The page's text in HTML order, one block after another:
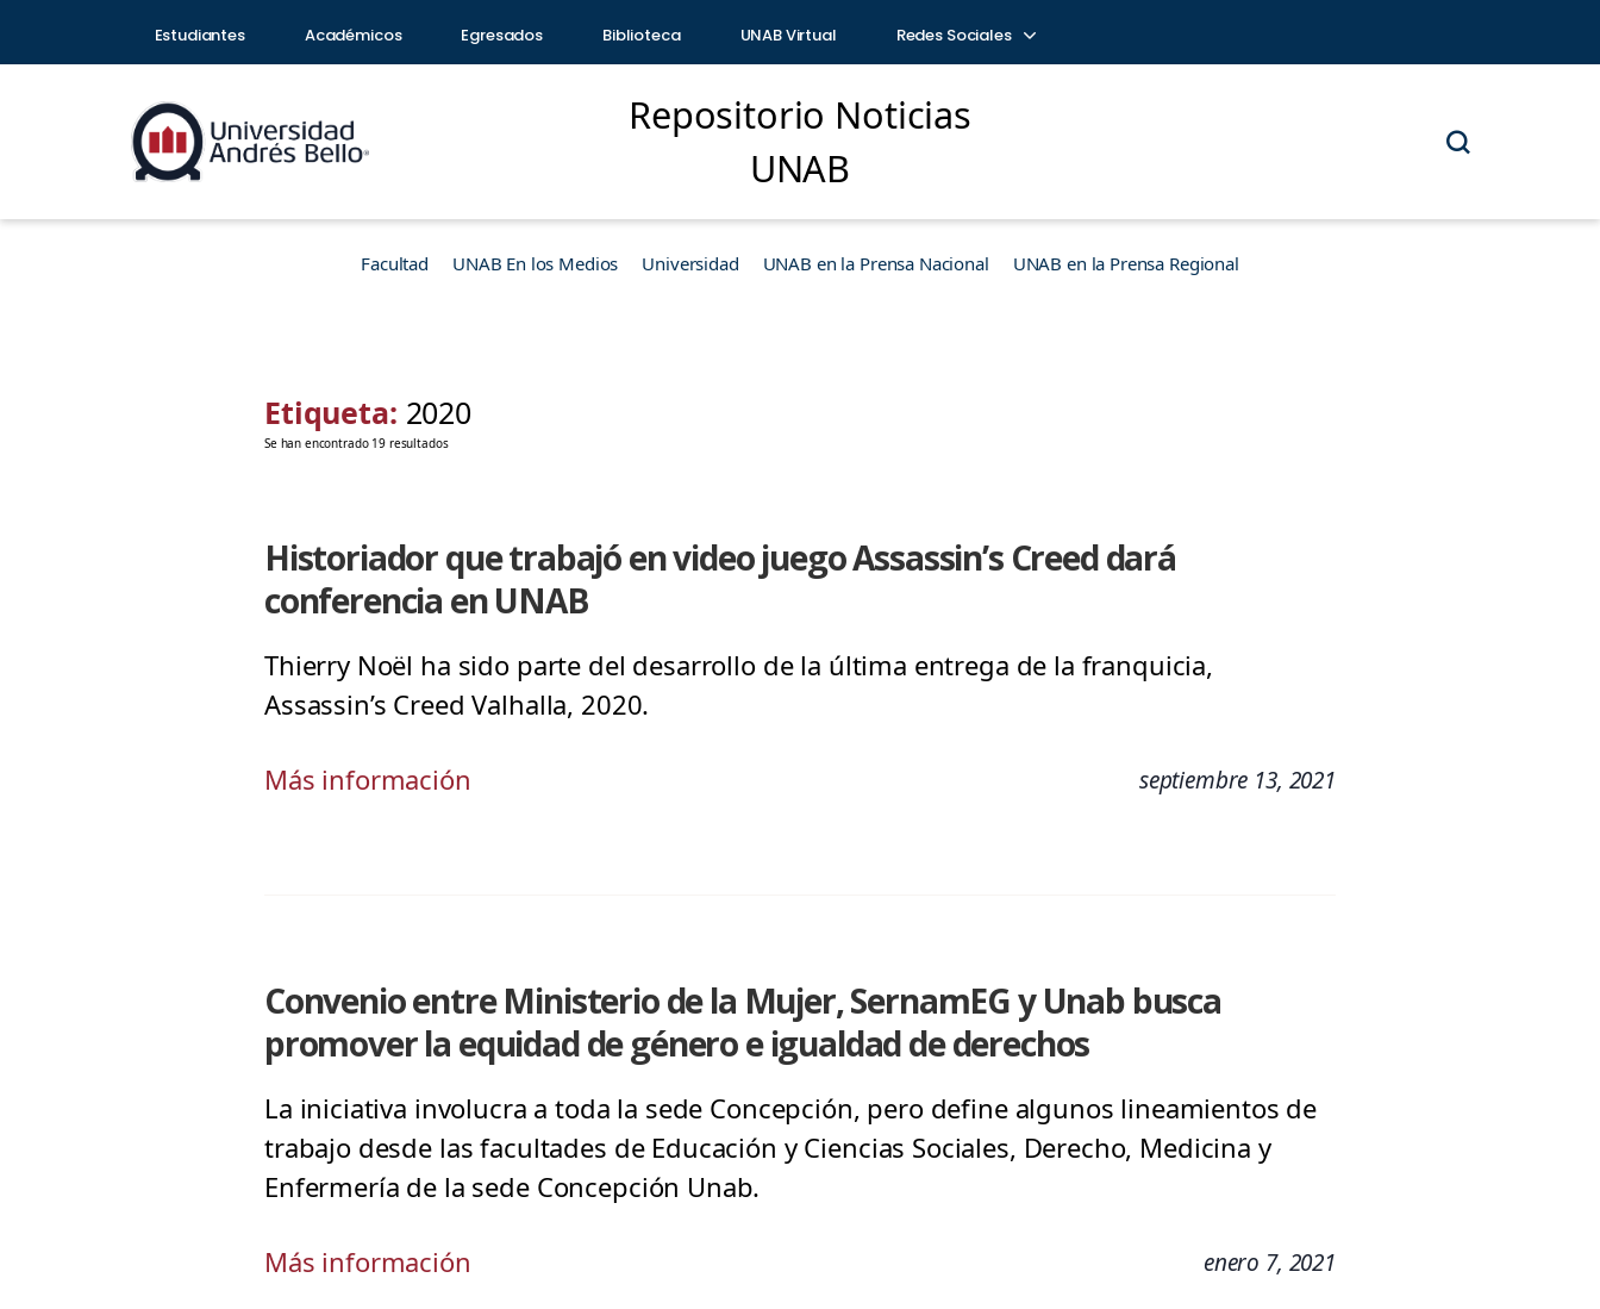
Estudiantes Académicos Egresados Biblioteca UNAB Virtual Redes Sociales
Repositorio Noticias
UNAB
Facultad UNAB En los Medios Universidad UNAB en la Prensa Nacional UNAB en la Prensa Regional
Etiqueta: 2020
Se han encontrado 19 resultados
Historiador que trabajó en video juego Assassin’s Creed dará
conferencia en UNAB
Thierry Noël ha sido parte del desarrollo de la última entrega de la franquicia,
Assassin’s Creed Valhalla, 2020.
Más información septiembre 13, 2021
Convenio entre Ministerio de la Mujer, SernamEG y Unab busca
promover la equidad de género e igualdad de derechos
La iniciativa involucra a toda la sede Concepción, pero define algunos lineamientos de
trabajo desde las facultades de Educación y Ciencias Sociales, Derecho, Medicina y
Enfermería de la sede Concepción Unab.
Más información enero 7, 2021